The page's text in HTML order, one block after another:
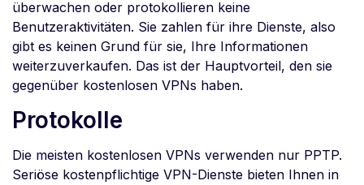
überwachen oder protokollieren keine
Benutzeraktivitäten. Sie zahlen für ihre Dienste, also
gibt es keinen Grund für sie, Ihre Informationen
weiterzuverkaufen. Das ist der Hauptvorteil, den sie
gegenüber kostenlosen VPNs haben.
Protokolle
Die meisten kostenlosen VPNs verwenden nur PPTP.
Seriöse kostenpflichtige VPN-Dienste bieten Ihnen in